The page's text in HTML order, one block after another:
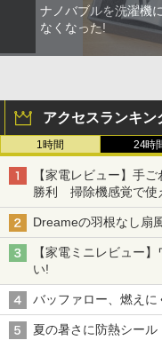
ナノバブルを洗濯機
なくなった!
アクセスランキン
1時間 24時
【家電レビュー】手
勝利 掃除機感覚で使
Dreameの羽根なし扇
【家電ミニレビュー
い!
バッファロー、燃え
夏の暑さに防熱シー